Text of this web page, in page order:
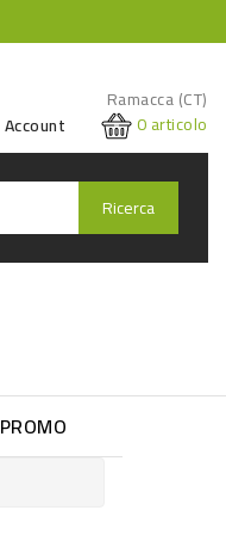
Ramacca (CT)
Account
0articolo
Ricerca
PROMO